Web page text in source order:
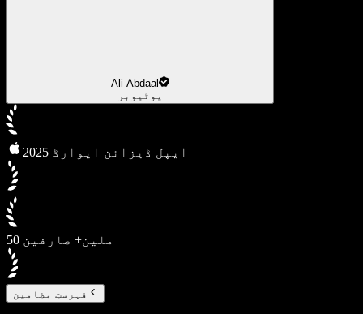
Ali Abdaal
یوٹیوبر
2025 ایپل ڈیزائن ایوارڈ
50 ملین+ صارفین
فہرستِ مضامین